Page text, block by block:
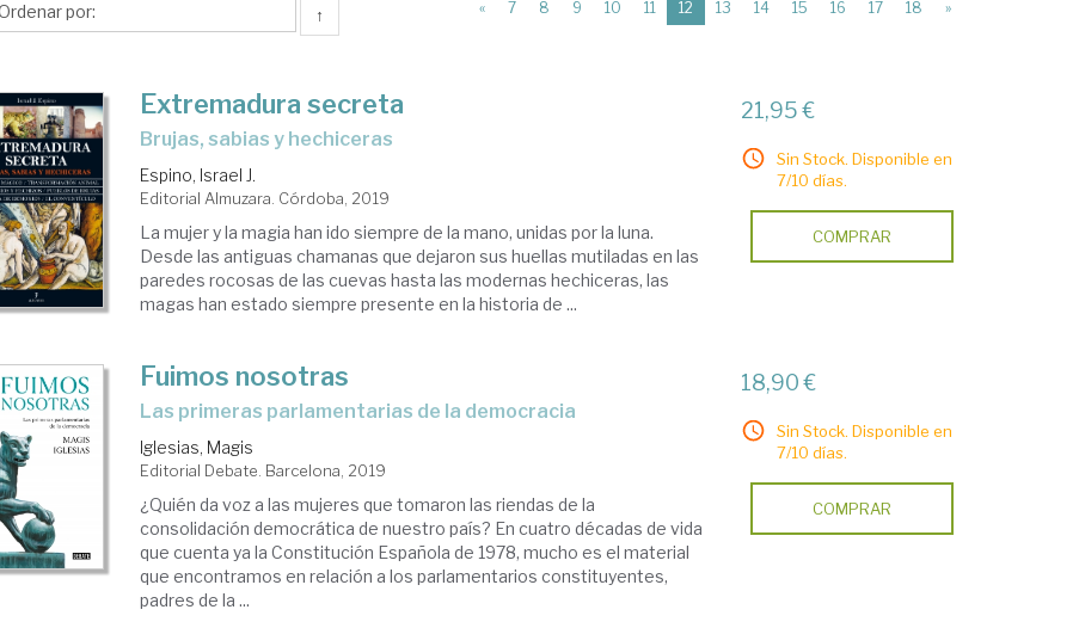
↑ « 7 8 9 10 11 12 (current)
13 14 15 16 17 18 »
Extremadura secreta
brujas, sabias y hechiceras
Espino, Israel J.
Editorial Almuzara. Córdoba, 2019
La mujer y la magia han ido siempre de la mano, unidas por la luna.
Desde las antiguas chamanas que dejaron sus huellas mutiladas en las
paredes rocosas de las cuevas hasta las modernas hechiceras, las
magas han estado siempre presente en la historia de ...
21,95 €
Sin Stock. Disponible en
7/10 días.
COMPRAR
Fuimos nosotras
las primeras parlamentarias de la democracia
Iglesias, Magis
Editorial Debate. Barcelona, 2019
¿Quién da voz a las mujeres que tomaron las riendas de la
consolidación democrática de nuestro país? En cuatro décadas de vida
que cuenta ya la Constitución Española de 1978, mucho es el material
que encontramos en relación a los parlamentarios constituyentes,
padres de la ...
18,90 €
Sin Stock. Disponible en
7/10 días.
COMPRAR